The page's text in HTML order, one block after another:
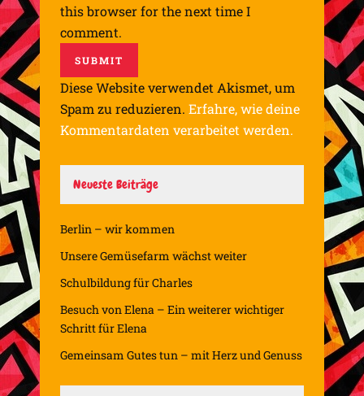
this browser for the next time I
comment.
Diese Website verwendet Akismet, um
Spam zu reduzieren. Erfahre, wie deine
Kommentardaten verarbeitet werden.
Neueste Beiträge
Berlin – wir kommen
Unsere Gemüsefarm wächst weiter
Schulbildung für Charles
Besuch von Elena – Ein weiterer wichtiger
Schritt für Elena
Gemeinsam Gutes tun – mit Herz und Genuss